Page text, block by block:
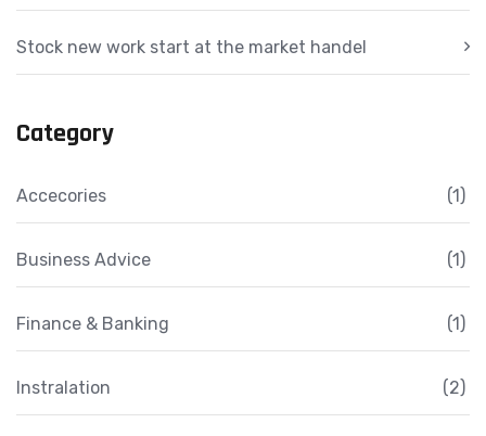
Stock new work start at the market handel
Category
Accecories (1)
Business Advice (1)
Finance & Banking (1)
Instralation (2)